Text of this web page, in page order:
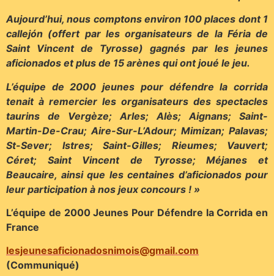
Aujourd’hui, nous comptons environ 100 places dont 1
callejón (offert par les organisateurs de la Féria de
Saint Vincent de Tyrosse) gagnés par les jeunes
aficionados et plus de 15 arènes qui ont joué le jeu.
L’équipe de 2000 jeunes pour défendre la corrida
tenait à remercier les organisateurs des spectacles
taurins de Vergèze; Arles; Alès; Aignans; Saint-
Martin-De-Crau; Aire-Sur-L’Adour; Mimizan; Palavas;
St-Sever; Istres; Saint-Gilles; Rieumes; Vauvert;
Céret; Saint Vincent de Tyrosse; Méjanes et
Beaucaire, ainsi que les centaines d’aficionados pour
leur participation à nos jeux concours ! »
L’équipe de 2000 Jeunes Pour Défendre la Corrida en
France
lesjeunesaficionadosnimois@gmail.com
(Communiqué)